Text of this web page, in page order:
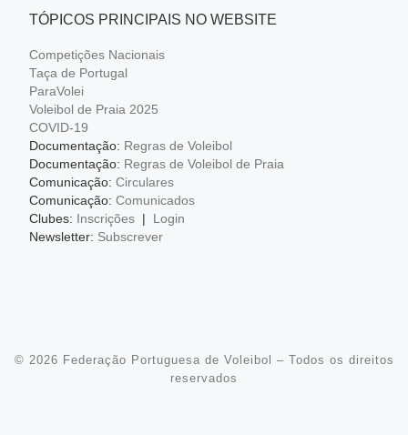
TÓPICOS PRINCIPAIS NO WEBSITE
Competições Nacionais
Taça de Portugal
ParaVolei
Voleibol de Praia 2025
COVID-19
Documentação: Regras de Voleibol
Documentação: Regras de Voleibol de Praia
Comunicação: Circulares
Comunicação: Comunicados
Clubes: Inscrições|
Login
Newsletter: Subscrever
© 2026 Federação Portuguesa de Voleibol
– Todos os direitos
reservados